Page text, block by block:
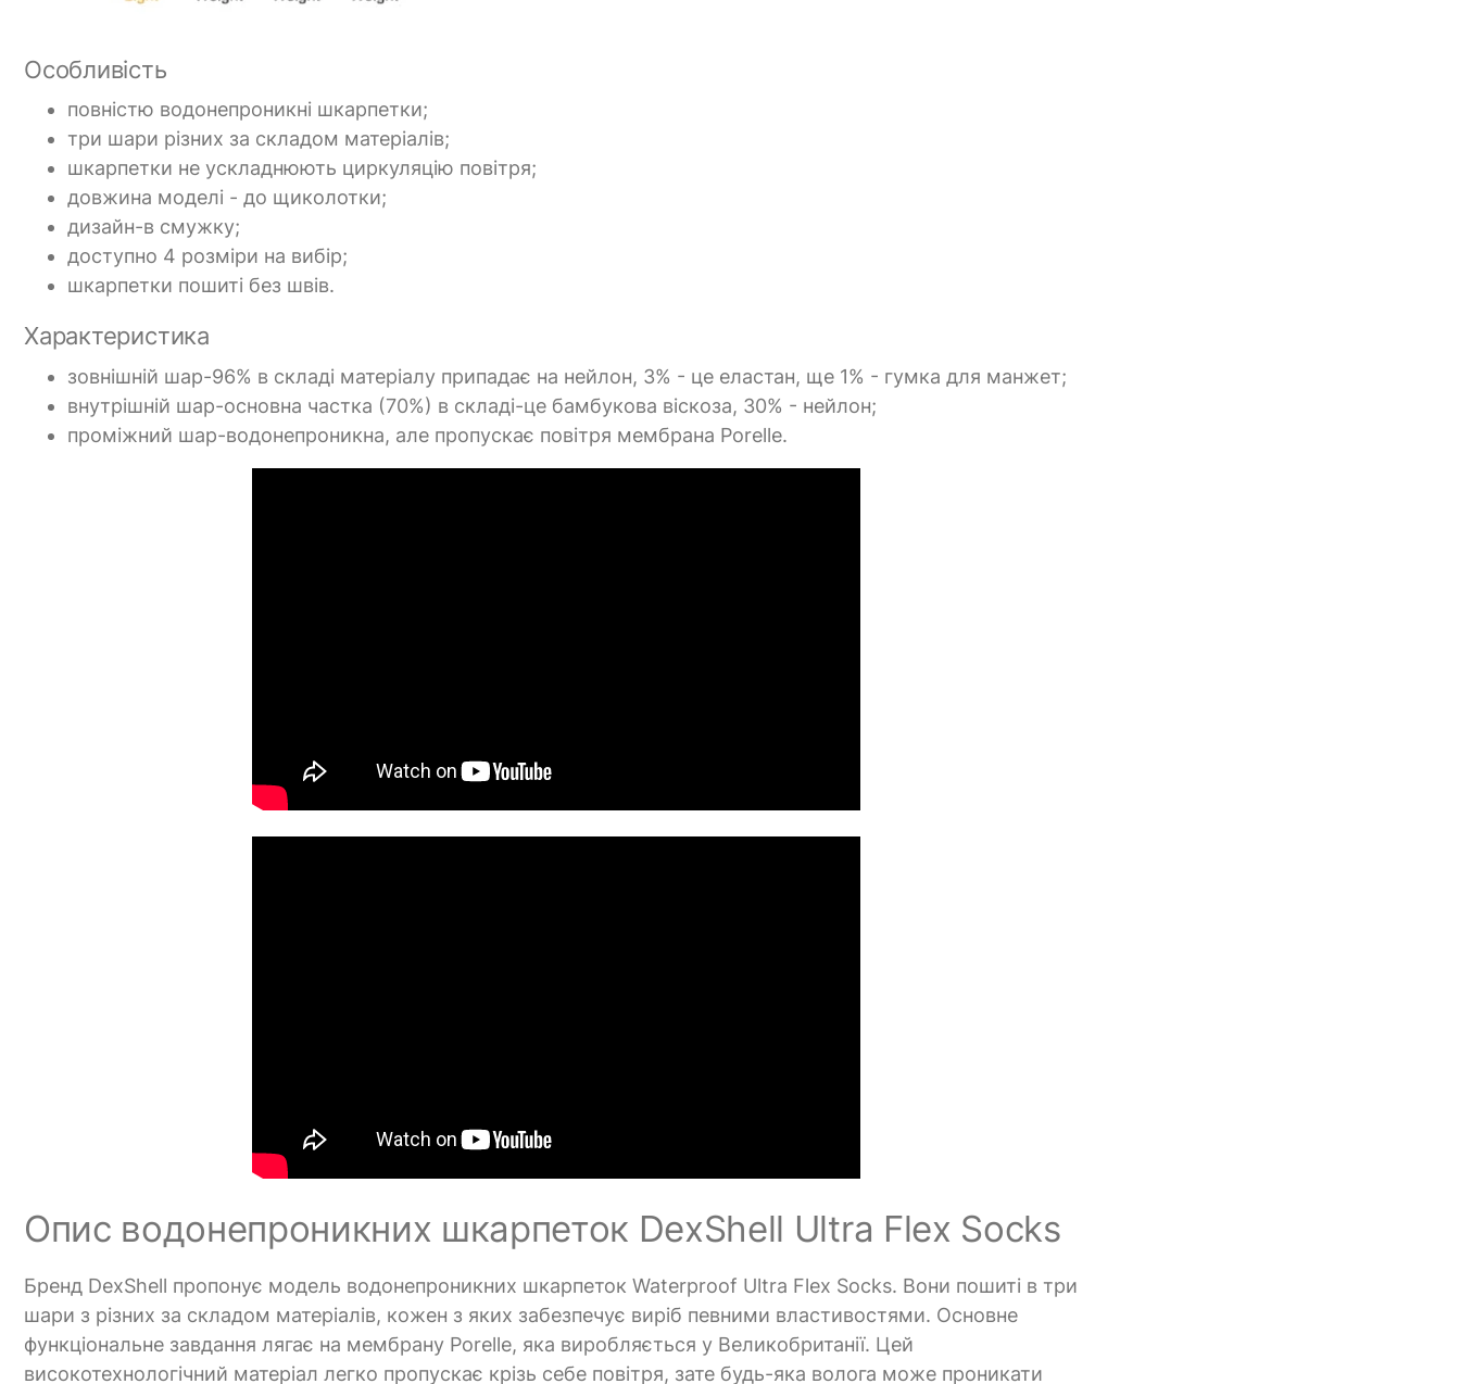
Особливість
повністю водонепроникні шкарпетки;
три шари різних за складом матеріалів;
шкарпетки не ускладнюють циркуляцію повітря;
довжина моделі - до щиколотки;
дизайн-в смужку;
доступно 4 розміри на вибір;
шкарпетки пошиті без швів.
Характеристика
зовнішній шар-96% в складі матеріалу припадає на нейлон, 3% - це еластан, ще 1% - гумка для манжет;
внутрішній шар-основна частка (70%) в складі-це бамбукова віскоза, 30% - нейлон;
проміжний шар-водонепроникна, але пропускає повітря мембрана Porelle.
Опис водонепроникних шкарпеток DexShell Ultra Flex Socks
Бренд DexShell пропонує модель водонепроникних шкарпеток Waterproof Ultra Flex Socks. Вони пошиті в три
шари з різних за складом матеріалів, кожен з яких забезпечує виріб певними властивостями. Основне
функціональне завдання лягає на мембрану Porelle, яка виробляється у Великобританії. Цей
високотехнологічний матеріал легко пропускає крізь себе повітря, зате будь-яка волога може проникати